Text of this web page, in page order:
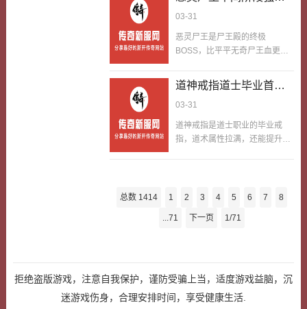
抗伤，法师铺火控场，道士加血
撒毒，拿下沙巴克、爆神级…
里待够时长，搞定村里的专属PK
为白金账号。白金账号能享受专
属福利，打怪经验翻一倍、爆率
首饰，比平平无奇账号的福利好
太多，这是红名玩家独一份的隐
藏福利。我早先爱P…
人流量大，抢怪、PK都是常事，
好多玩家只是把他当过路点，匆
匆走过，压根没发现这个点位的
隐藏好处，白白错过了提升属性
眨巴眼停留，清掉完跟前儿的小
怪，能为自己增加更多些的游戏
一直有十几分钟，刚好够进牛魔
寺庙内部刷怪、打BOSS，这个
牛魔寺庙，都是直来直…
BOSS所以玩家在这个
03-31
恶灵尸王是尸王殿的终极
BOSS，比平平无奇尸王血更
击，能震飞玩家打断技能，爆率
也挺到位贼给力，能出各职业的
高等级技能书，像战士的烈火剑
法、道士的召唤神兽，都有几率
爆，是中间阶段玩家必蹲的
上去硬刚，完全不看自个儿状态
和跟前儿环境，所以玩家在这个
自己就先没血回城，技能书没拿
到，还浪费一…
道神戒指道士毕业首饰
是属于玩家在装备强化
03-31
道神戒指是道士职业的毕业戒
指，道术属性拉满，还能提升施
梦都想要的顶级首饰，就只有闯
几率爆，全服都没几个，属于可
家在装备强化时的最中心选择，
会大幅提升，道术加成更夸张，
总数 1414 1 2 3 4 5 6 7 8
...71 下一页 1/71
拒绝盗版游戏，注意自我保护，谨防受骗上当，适度游戏益脑，沉
迷游戏伤身，合理安排时间，享受健康生活.